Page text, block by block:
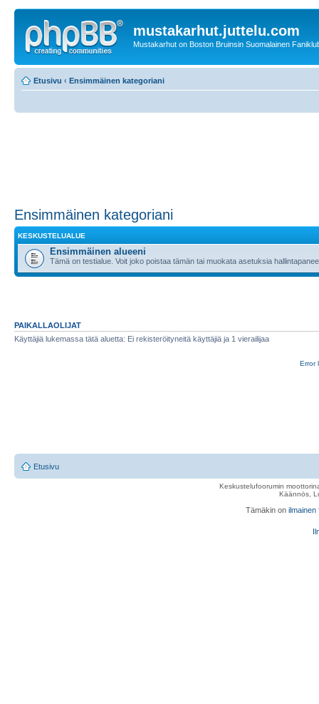
mustakarhut.juttelu.com
Mustakarhut on Boston Bruinsin Suomalainen
Etusivu ‹ Ensimmäinen kategoriani
Ensimmäinen kategoriani
KESKUSTELUALUE
Ensimmäinen alueeni
Tämä on testialue. Voit joko poistaa tämän tai muokata asetuksia
PAIKALLAOLIJAT
Käyttäjiä lukemassa tätä aluetta: Ei rekisteröityneitä käyttäjiä ja 1 vierailijaa
Error
Etusivu
Keskustelufoorumin
Käännös,
Tämäkin on ilmainen